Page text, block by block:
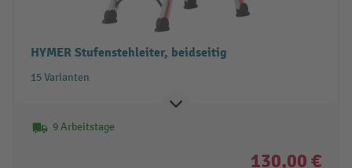
HYMER Stufenstehleiter, beidseitig
15 Varianten
9 Arbeitstage
130,00 €